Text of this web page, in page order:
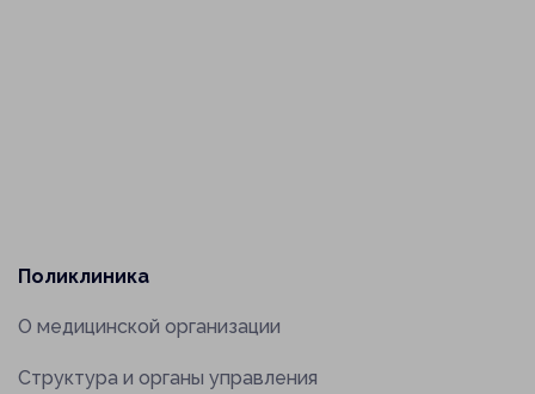
Поликлиника
О медицинской организации
Структура и органы управления
Заказать звонок